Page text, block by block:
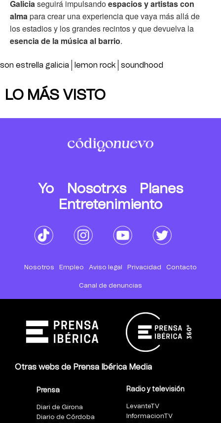
Galiciaseguirá impulsandoespacios y artistas con
almapara crear una experiencia que vaya más allá de
los estadios y los grandes recintos y que devuelva la
esencia de la música al barrio.
son estrella galicia lemon rock soundhood
LO MÁS VISTO
Yo Nosotrxs
Planes
Entretenimiento
Nosotros Empleo Aviso legal Privacidad Contacto
Canal de denuncias
Otras webs de Prensa Ibérica Media
Prensa
Diari de Girona
Diario de Córdoba
Radio y televisión
LevanteTV
InformacionTV